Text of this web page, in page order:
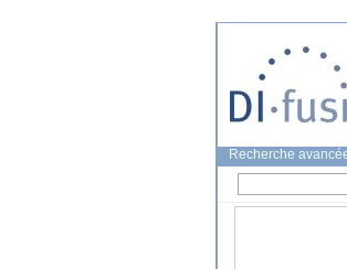
Recherche